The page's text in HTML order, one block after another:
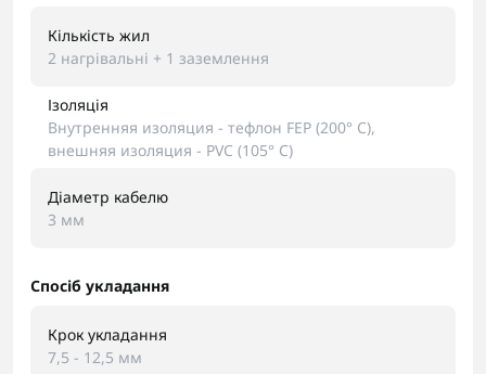
Кількість жил
2 нагрівальні + 1 заземлення
Ізоляція
Внутренняя изоляция - тефлон FEP (200° C),
внешняя изоляция - PVC (105° C)
Діаметр кабелю
3 мм
Спосіб укладання
Крок укладання
7,5 - 12,5 мм